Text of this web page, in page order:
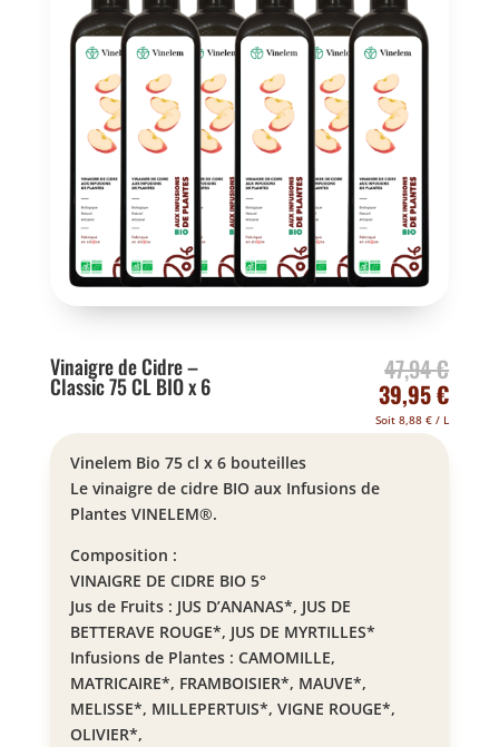
Vinaigre de Cidre –
Classic 75 CL BIO x 6
47,94€Le
prix
initial
39,95€Le
prix
Soit8,88€ / L
Vinelem Bio 75 cl x 6 bouteilles
Le vinaigre de cidre BIO aux Infusions de
Plantes VINELEM®.
Composition :
VINAIGRE DE CIDRE BIO 5°
Jus de Fruits : JUS D’ANANAS*, JUS DE
BETTERAVE ROUGE*, JUS DE MYRTILLES*
Infusions de Plantes : CAMOMILLE,
MATRICAIRE*, FRAMBOISIER*, MAUVE*,
MELISSE*, MILLEPERTUIS*, VIGNE ROUGE*,
OLIVIER*,